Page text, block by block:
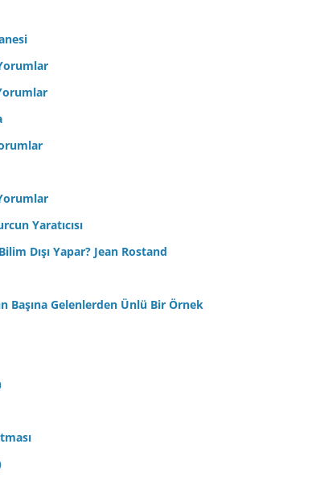
Yaratıcısı
Dışı Yapar? Jean Rostand
Başına Gelenlerden Ünlü Bir Örnek